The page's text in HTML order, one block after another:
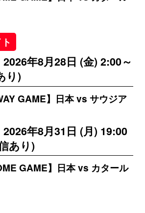
年8月28日 (金) 2:00～
り)
GAME】日本 vs サウジア
年8月31日 (月) 19:00
あり)
GAME】日本 vs カタール